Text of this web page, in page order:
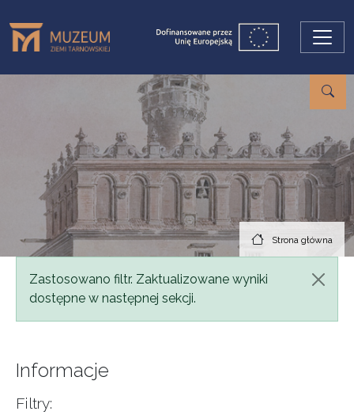
Strona główna
Komunikat
Zastosowano filtr. Zaktualizowane wyniki
dostępne w następnej sekcji.
Informacje
Filtry: